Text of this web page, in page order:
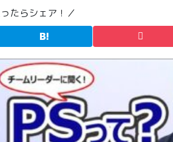
たらシェア！／